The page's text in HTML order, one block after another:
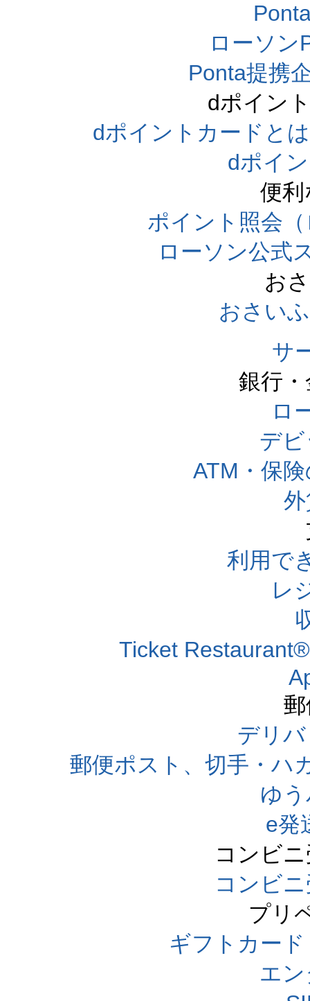
ローソン
Ponta提携
dポイン
dポイントカードと
dポイ
便
ポイント照会
ローソン公式
お
おさい
サ
銀行
ロ
デ
ATM・保
利用で
レ
Ticket
デリ
郵便ポスト、切手・ハ
ゆ
e発
コンビ
コンビ
プリ
ギフトカー
エ